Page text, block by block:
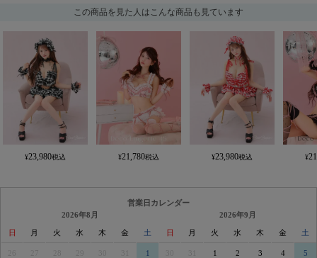
この商品を見た人はこんな商品も見ています
23,980 21,780 23,980
営業日カレンダー
2026年8月
日 月 火 水 木 金 土
29 30 31 1
2026年9月
日 月 火 水 木 金 土
30 31 1 2 3 4 5